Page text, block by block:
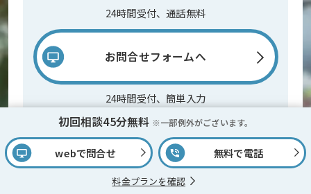
24時間受付、通話無料
お問合せフォームへ
24時間受付、簡単入力
初回相談45分無料 ※一部例外がございます。
webで問合せ 無料で電話
料金プランを確認